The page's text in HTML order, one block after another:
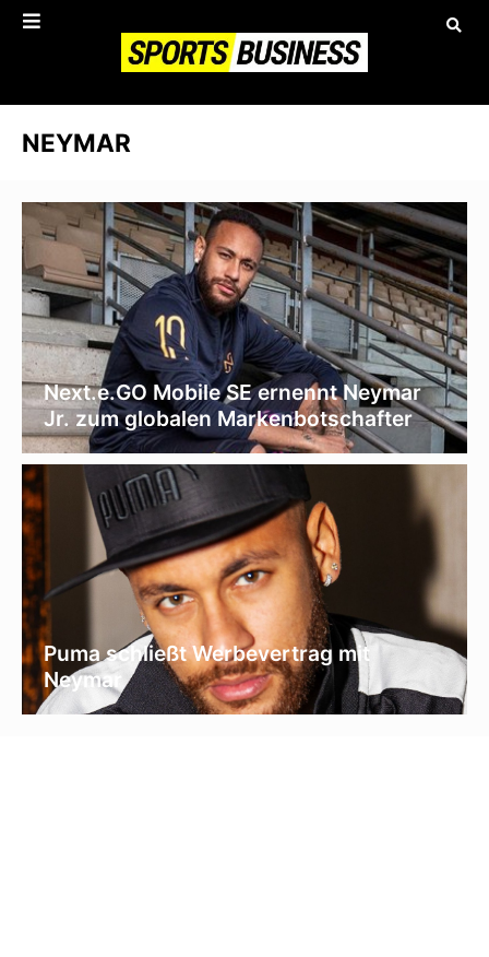
NEYMAR
Next.e.GO Mobile SE ernennt Neymar
Jr. zum globalen Markenbotschafter
Puma schließt Werbevertrag mit
Neymar